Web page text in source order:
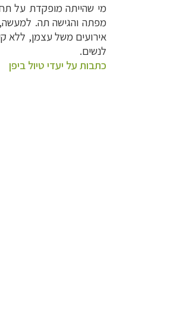
מפתה והגישה תה. למעשה,
לנשים.
כתבות על יעדי טיול ביפן